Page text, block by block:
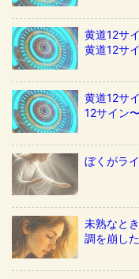
黄道12サ
黄道12サ
黄道12サ
12サイン〜
ぼくがラ
未熟なと
調を崩し